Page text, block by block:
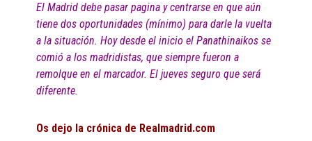
El Madrid debe pasar pagina y centrarse en que aún
tiene dos oportunidades (mínimo) para darle la vuelta
a la situación. Hoy desde el inicio el Panathinaikos se
comió a los madridistas, que siempre fueron a
remolque en el marcador. El jueves seguro que será
diferente.
Os dejo la crónica de Realmadrid.com